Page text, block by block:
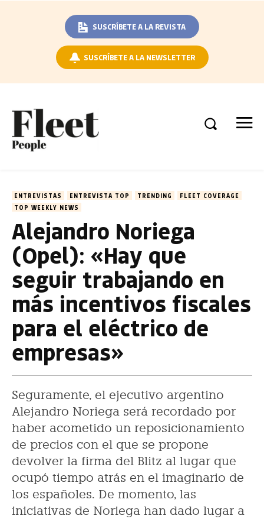
SUSCRÍBETE A LA REVISTA
SUSCRÍBETE A LA NEWSLETTER
ENTREVISTAS ENTREVISTA TOP TRENDING
FLEET COVERAGE
TOP WEEKLY NEWS
Alejandro Noriega
(Opel): «Hay que
seguir trabajando en
más incentivos fiscales
para el eléctrico de
empresas»
Seguramente, el ejecutivo argentino
Alejandro Noriega será recordado por
haber acometido un reposicionamiento
de precios con el que se propone
devolver la firma del Blitz al lugar que
ocupó tiempo atrás en el imaginario de
los españoles. De momento, las
iniciativas de Noriega han dado lugar a